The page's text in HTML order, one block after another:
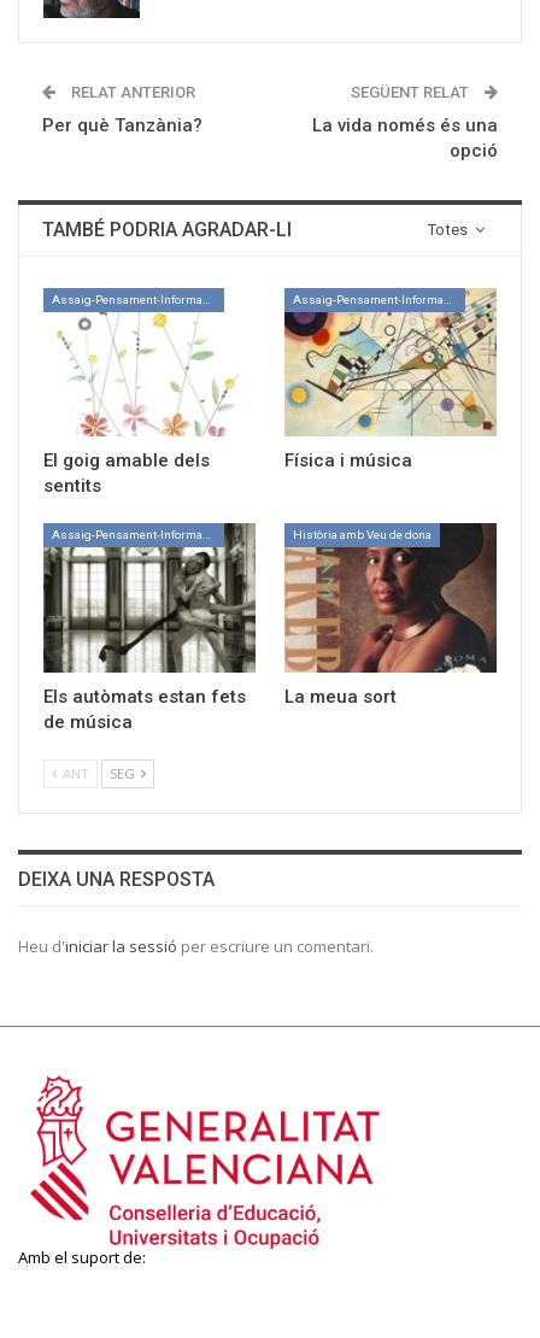
RELAT ANTERIOR
Per què Tanzània?
SEGÜENT RELAT
La vida només és una
opció
Totes
TAMBÉ PODRIA AGRADAR-LI
Assaig-Pensament-Informació
El goig amable dels
sentits
Assaig-Pensament-Informació
Física i música
Assaig-Pensament-Informació
Els autòmats estan fets
de música
Història amb Veu de dona
La meua sort
ANT SEG
DEIXA UNA RESPOSTA
Heu d'iniciar la sessió per escriure un comentari.
Amb el suport de: